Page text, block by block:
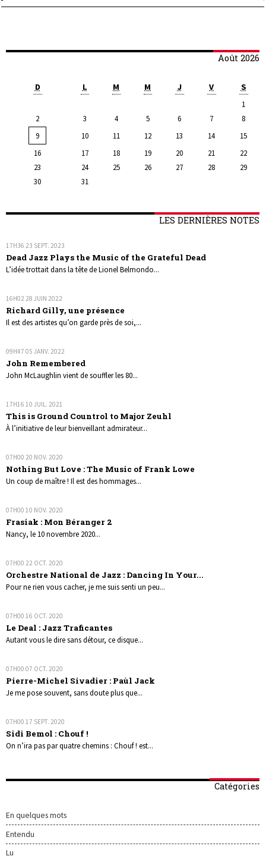
Août 2026
D L M M J V S
1
2
3 4 5 6 7
8
9
10 11 12 13 14
15
16
17 18 19 20 21
22
23
24 25 26 27 28
29
30
31
LES DERNIÈRES NOTES
17H36 23 SEPT. 2023
Dead Jazz Plays the Music of the Grateful Dead
L’idée trottait dans la tête de Lionel Belmondo...
16H02 28 JUIN 2022
Richard Gilly, une présence
Il est des artistes qu’on garde près de soi,...
09H47 05 JANV. 2022
John Remembered
John McLaughlin vient de souffler les 80...
17H16 10 JUIL. 2021
This is Ground Countrol to Major Zeuhl
À l’initiative de leur bienveillant admirateur...
07H00 20 NOV. 2020
Nothing But Love : The Music of Frank Lowe
Un coup de maître ! Il est des hommages...
07H00 10 NOV. 2020
Frasiak : Mon Béranger 2
Nancy, le 10 novembre 2020...
07H00 22 OCT. 2020
Orchestre National de Jazz : Dancing In Your...
Pour ne rien vous cacher, je me suis senti un peu...
07H00 16 OCT. 2020
Le Deal : Jazz Traficantes
Autant vous le dire sans détour, ce disque...
07H00 07 OCT. 2020
Pierre-Michel Sivadier : Paùl Jack
Je me pose souvent, sans doute plus que...
07H00 17 SEPT. 2020
Sidi Bemol : Chouf !
On n’ira pas par quatre chemins : Chouf ! est...
Catégories
En quelques mots
Entendu
Lu